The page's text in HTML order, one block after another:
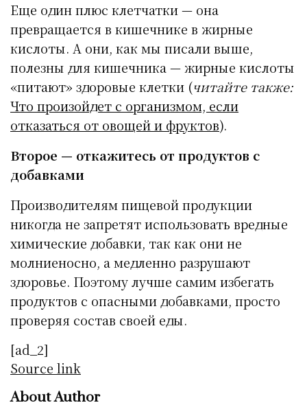
Еще один плюс клетчатки — она
превращается в кишечнике в жирные
кислоты. А они, как мы писали выше,
полезны для кишечника — жирные кислоты
«питают» здоровые клетки (читайте также:
Что произойдет с организмом, если
отказаться от овощей и фруктов).
Второе — откажитесь от продуктов с
добавками
Производителям пищевой продукции
никогда не запретят использовать вредные
химические добавки, так как они не
молниеносно, а медленно разрушают
здоровье. Поэтому лучше самим избегать
продуктов с опасными добавками, просто
проверяя состав своей еды.
[ad_2]
Source link
About Author